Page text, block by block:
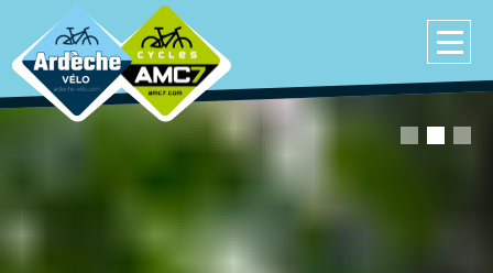
Notre atelier vous propose l'entretien et la réparation
de tout type de vélos